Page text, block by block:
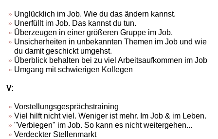
Unglücklich im Job. Wie du das ändern kannst.
Unerfüllt im Job. Das kannst du tun.
Überzeugen in einer größeren Gruppe im Job.
Unsicherheiten in unbekannten Themen im Job und wie
du damit geschickt umgehst.
Überblick behalten bei zu viel Arbeitsaufkommen im Job
Umgang mit schwierigen Kollegen
V:
Vorstellungsgesprächstraining
Viel hilft nicht viel. Weniger ist mehr. Im Job & im Leben.
"Verbiegen" im Job. So kann es nicht weitergehen...
Verdeckter Stellenmarkt